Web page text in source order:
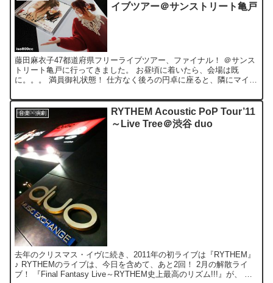
イブツアー＠サンストリート亀戸
藤田麻衣子47都道府県フリーライブツアー、ファイナル！ ＠サンス
トリート亀戸に行ってきました。 お昼頃に着いたら、会場は既
に。。。 満員御礼状態！ 仕方なく後ろの円卓に座ると、隣にマイミ
音楽・演劇
RYTHEM Acoustic PoP Tour’11
～Live Tree＠渋谷 duo
去年のクリスマス・イヴに続き、2011年の初ライブは『RYTHEM』
♪ RYTHEMのライブは、今日を含めて、あと2回！ 2月の解散ライ
ブ！ 『Final Fantasy Live～RYTHEM史上最高のリズム!!!』が、 見